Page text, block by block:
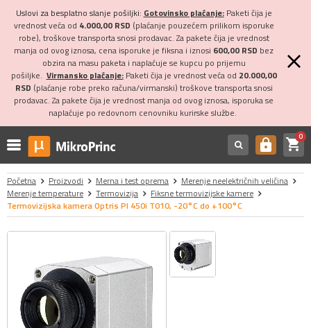
Uslovi za besplatno slanje pošiljki: Gotovinsko plaćanje:Paketi čija je
vrednost veća od 4.000,00 RSD (plaćanje pouzećem prilikom isporuke
robe), troškove transporta snosi prodavac. Za pakete čija je vrednost
manja od ovog iznosa, cena isporuke je fiksna i iznosi 600,00 RSD bez
obzira na masu paketa i naplaćuje se kupcu po prijemu
pošiljke. Virmansko plaćanje:Paketi čija je vrednost veća od 20.000,00
RSD (plaćanje robe preko računa/virmanski) troškove transporta snosi
prodavac. Za pakete čija je vrednost manja od ovog iznosa, isporuka se
naplaćuje po redovnom cenovniku kurirske službe.
https shopping_cart0
Početna Proizvodi Merna i test oprema
Merenje neelektričnih veličina
Merenje temperature
Termovizija
Fiksne termovizijske kamere
Termovizijska kamera Optris PI 450i T010, -20°C do +100°C